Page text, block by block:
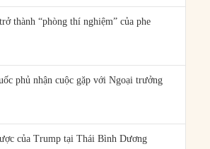
thành “phòng thí nghiệm” của phe
phủ nhận cuộc gặp với Ngoại trưởng
của Trump tại Thái Bình Dương